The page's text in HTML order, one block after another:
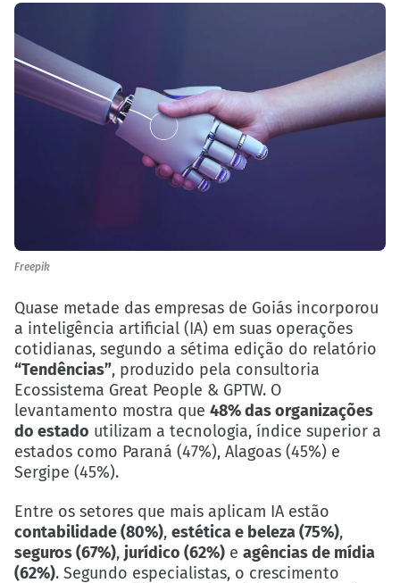
Freepik
Quase metade das empresas de Goiás incorporou
a inteligência artificial (IA) em suas operações
cotidianas, segundo a sétima edição do relatório
“Tendências”, produzido pela consultoria
Ecossistema Great People & GPTW. O
levantamento mostra que 48% das organizações
do estado utilizam a tecnologia, índice superior a
estados como Paraná (47%), Alagoas (45%) e
Sergipe (45%).
Entre os setores que mais aplicam IA estão
contabilidade (80%), estética e beleza (75%),
seguros (67%), jurídico (62%) e agências de mídia
(62%). Segundo especialistas, o crescimento